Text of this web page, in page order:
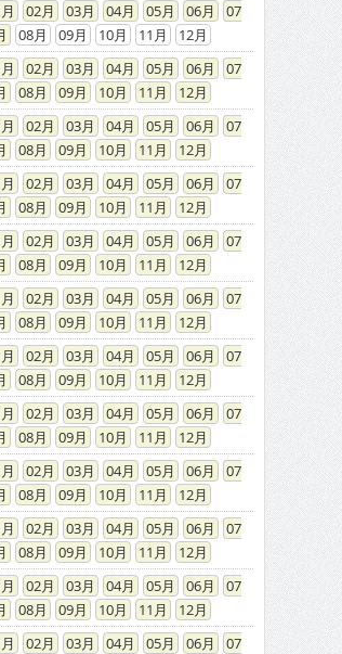
02 03 04 05 06
07
08
09 10 11
12
02 03 04 05 06
07
08
09 10 11
12
02 03 04 05 06
07
08
09 10 11
12
02 03 04 05 06
07
08
09 10 11
12
02 03 04 05 06
07
08
09 10 11
12
02 03 04 05 06
07
08
09 10 11
12
02 03 04 05 06
07
08
09 10 11
12
02 03 04 05 06
07
08
09 10 11
12
02 03 04 05 06
07
08
09 10 11
12
02 03 04 05 06
07
08
09 10 11
12
02 03 04 05 06
07
08
09 10 11
12
02 03 04 05 06
07